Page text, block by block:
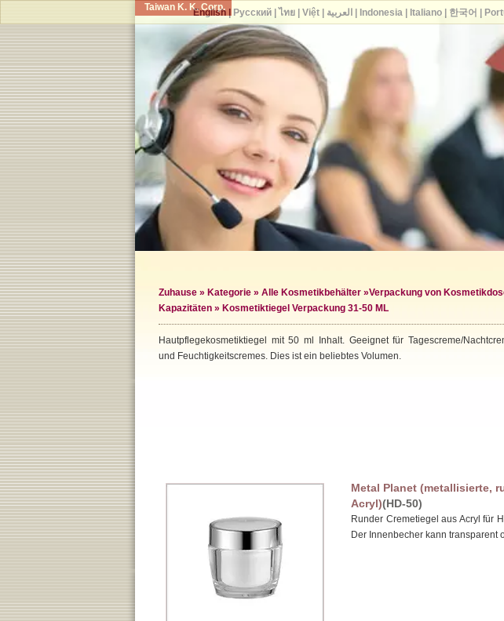
Taiwan K. K. Corp.
Zuhause » Kategorie » Alle Kosmetikbehälter »Verpackung von
Kapazitäten » Kosmetiktiegel Verpackung 31-50 ML
Hautpflegekosmetiktiegel mit 50 ml Inhalt. Geeignet für Tagescreme/
und Feuchtigkeitscremes. Dies ist ein beliebtes Volumen.
Metal Planet (metallisierte,
Acryl)(HD-50)
Runder Cremetiegel aus Acryl für
Der Innenbecher kann transparent
English| Русский| ไทย| Việt| العربية Indonesia| Italiano| 한국어